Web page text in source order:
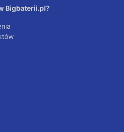
Bigbaterii.pl?